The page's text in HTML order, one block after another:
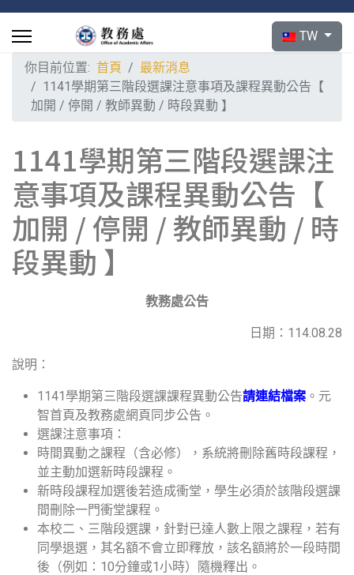
選擇你的語言
TW
你目前位置: 首頁
最新消息
1141學期第三階段選課注意事項及課程異動公告【
加開 / 停開 / 教師異動 / 時段異動 】
1141學期第三階段選課注
意事項及課程異動公告【
加開 / 停開 / 教師異動 / 時
段異動 】
教務處公告
日期：114.08.28
說明：
1141學期第三階段選課課程異動公告請連結檔案 。元
智首頁及教務處網頁同步公告。
選課注意事項：
時間異動之課程（含必修），系統將刪除舊時段課程，
並主動加選新時段課程。
新時段課程加選後若造成衝堂，學生必須於該階段選課
間刪除一門衝堂課程。
本校二、三階段選課，針對已達人數上限之課程，若有
同學退選，其名額不會立即釋放，該名額將於一段時間
後（例如：10分鐘或1小時）隨機釋出。